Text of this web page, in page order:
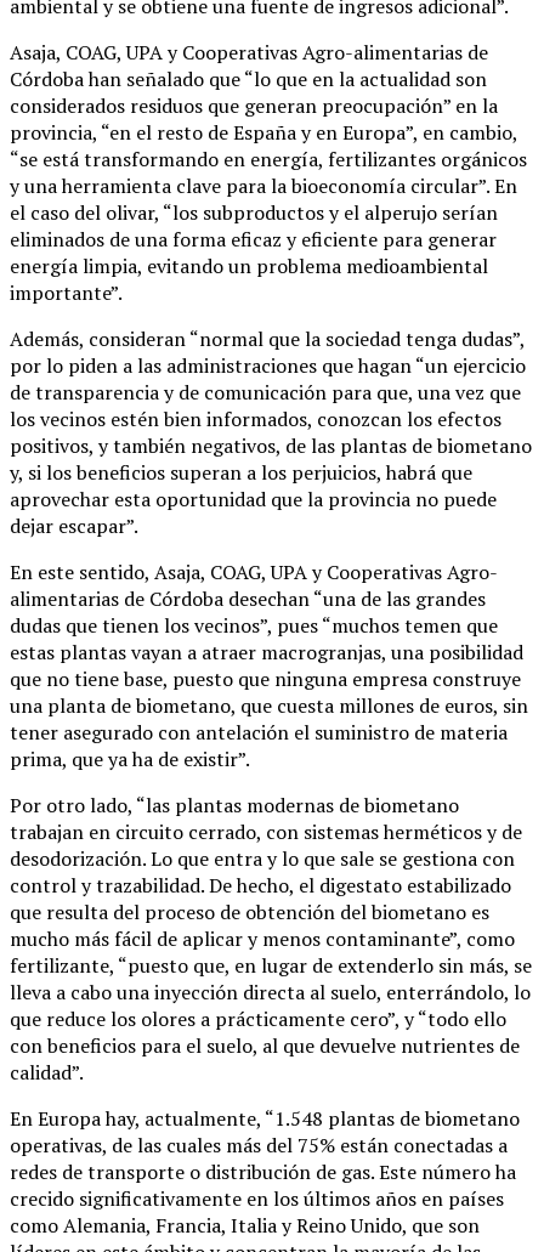
ambiental y se obtiene una fuente de ingresos adicional”.
Asaja, COAG, UPA y Cooperativas Agro-alimentarias de
Córdoba han señalado que “lo que en la actualidad son
considerados residuos que generan preocupación” en la
provincia, “en el resto de España y en Europa”, en cambio,
“se está transformando en energía, fertilizantes orgánicos
y una herramienta clave para la bioeconomía circular”. En
el caso del olivar, “los subproductos y el alperujo serían
eliminados de una forma eficaz y eficiente para generar
energía limpia, evitando un problema medioambiental
importante”.
Además, consideran “normal que la sociedad tenga dudas”,
por lo piden a las administraciones que hagan “un ejercicio
de transparencia y de comunicación para que, una vez que
los vecinos estén bien informados, conozcan los efectos
positivos, y también negativos, de las plantas de biometano
y, si los beneficios superan a los perjuicios, habrá que
aprovechar esta oportunidad que la provincia no puede
dejar escapar”.
En este sentido, Asaja, COAG, UPA y Cooperativas Agro-
alimentarias de Córdoba desechan “una de las grandes
dudas que tienen los vecinos”, pues “muchos temen que
estas plantas vayan a atraer macrogranjas, una posibilidad
que no tiene base, puesto que ninguna empresa construye
una planta de biometano, que cuesta millones de euros, sin
tener asegurado con antelación el suministro de materia
prima, que ya ha de existir”.
Por otro lado, “las plantas modernas de biometano
trabajan en circuito cerrado, con sistemas herméticos y de
desodorización. Lo que entra y lo que sale se gestiona con
control y trazabilidad. De hecho, el digestato estabilizado
que resulta del proceso de obtención del biometano es
mucho más fácil de aplicar y menos contaminante”, como
fertilizante, “puesto que, en lugar de extenderlo sin más, se
lleva a cabo una inyección directa al suelo, enterrándolo, lo
que reduce los olores a prácticamente cero”, y “todo ello
con beneficios para el suelo, al que devuelve nutrientes de
calidad”.
En Europa hay, actualmente, “1.548 plantas de biometano
operativas, de las cuales más del 75% están conectadas a
redes de transporte o distribución de gas. Este número ha
crecido significativamente en los últimos años en países
como Alemania, Francia, Italia y Reino Unido, que son